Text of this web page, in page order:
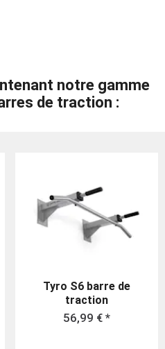
notre gamme
de traction :
Tyro S6 barre de
traction
56,99 € *